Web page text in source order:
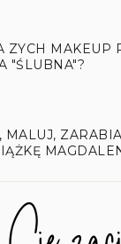
ZYCH MAKEUP
"ŚLUBNA"?
MALUJ,